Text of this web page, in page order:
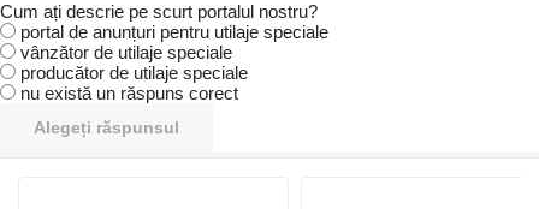
Cum ați descrie pe scurt portalul nostru?
portal de anunțuri pentru utilaje speciale
vânzător de utilaje speciale
producător de utilaje speciale
nu există un răspuns corect
Alegeți răspunsul